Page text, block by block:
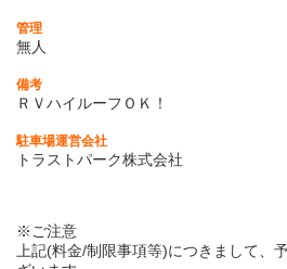
管理
無人
備考
ＲＶハイルーフＯＫ！
駐車場運営会社
トラストパーク株式会社
※ご注意
上記(料金/制限事項等)につきまして、